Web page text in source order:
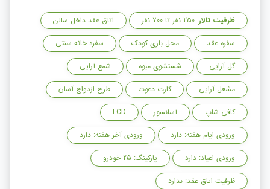
ظرفیت تالار: 250 نفر تا 700 نفر
اتاق عقد داخل سالن
سفره عقد
محل بازی کودک
سفره خانه سنتی
گل آرایی
شستشوی میوه
شمع آرایی
مشعل آرایی
کارت دعوت
طرح ازدواج آسان
کافی شاپ
آسانسور
LCD
ورودی ایام هفته: دارد
ورودی آخر هفته: دارد
ورودی اعیاد: دارد
پارکینگ: 25 خودرو
ظرفیت اتاق عقد: ندارد